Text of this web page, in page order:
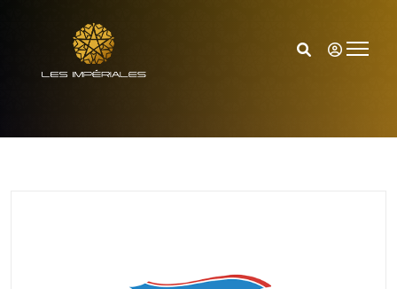
Accueil